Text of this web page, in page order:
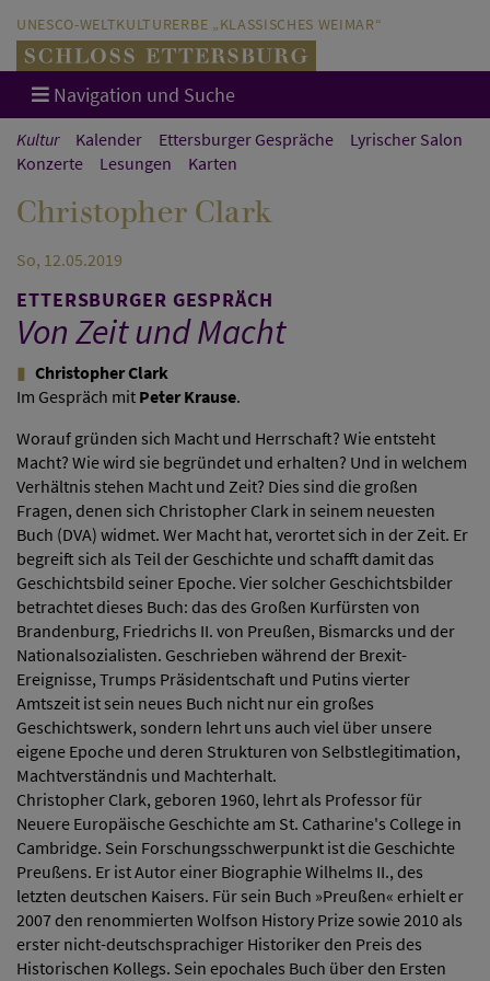
UNESCO-WELTKULTURERBE „KLASSISCHES WEIMAR“
Navigation und Suche
Kultur Kalender Ettersburger Gespräche
Lyrischer Salon
Konzerte
Lesungen Karten
Christopher Clark
So, 12.05.2019
ETTERSBURGER GESPRÄCH
Von Zeit und Macht
Christopher Clark
Im Gespräch mit Peter Krause.
Worauf gründen sich Macht und Herrschaft? Wie entsteht
Macht? Wie wird sie begründet und erhalten? Und in welchem
Verhältnis stehen Macht und Zeit? Dies sind die großen
Fragen, denen sich Christopher Clark in seinem neuesten
Buch (DVA) widmet. Wer Macht hat, verortet sich in der Zeit. ‎Er
begreift sich als Teil der Geschichte und schafft damit das
Geschichtsbild seiner Epoche. Vier solcher Geschichtsbilder
betrachtet dieses Buch: das des Großen Kurfürsten von
Brandenburg, Friedrichs II. von Preußen, Bismarcks und der
Nationalsozialisten. Geschrieben während der Brexit-
Ereignisse, Trumps Präsidentschaft und Putins vierter
Amtszeit ist sein neues Buch nicht nur ein großes
Geschichtswerk, sondern lehrt uns auch viel über unsere
eigene Epoche und deren Strukturen von Selbstlegitimation,
Machtverständnis und Machterhalt.
Christopher Clark, geboren 1960, lehrt als Professor für
Neuere Europäische Geschichte am St. Catharine's College in
Cambridge. Sein Forschungsschwerpunkt ist die Geschichte
Preußens. Er ist Autor einer Biographie Wilhelms II., des
letzten deutschen Kaisers. Für sein Buch »Preußen« erhielt er
2007 den renommierten Wolfson History Prize sowie 2010 als
erster nicht-deutschsprachiger Historiker den Preis des
Historischen Kollegs. Sein epochales Buch über den Ersten